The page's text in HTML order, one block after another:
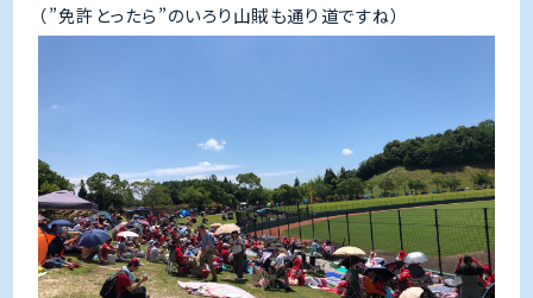
（”免許とったら”のいろり山賊も通り道ですね）